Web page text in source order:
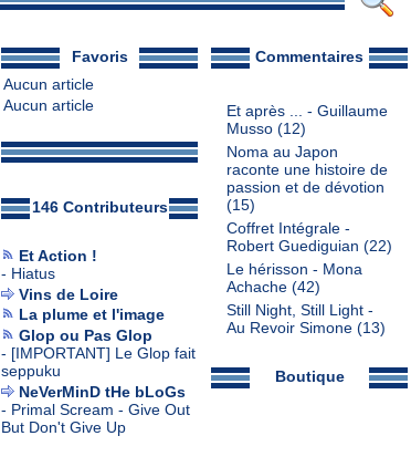
Commentaires
Et après ... - Guillaume
Musso(12)
Noma au Japon
raconte une histoire de
passion et de dévotion
(15)
Coffret Intégrale -
Robert Guediguian (22)
Le hérisson - Mona
Achache(42)
Still Night, Still Light -
Au Revoir Simone(13)
Boutique
Favoris
Aucun article
Aucun article
146 Contributeurs
Et Action !
- Hiatus
Vins de Loire
La plume et l'image
Glop ou Pas Glop
- [IMPORTANT] Le Glop fait
seppuku
NeVerMinD tHe bLoGs
- Primal Scream - Give Out
But Don't Give Up